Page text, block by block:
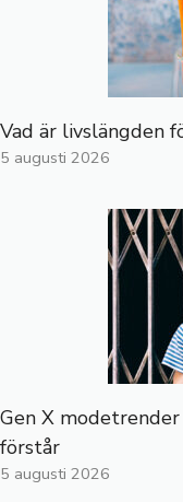
Vad är livslängden
5 augusti 2026
Gen X
förstår
5 augusti 2026